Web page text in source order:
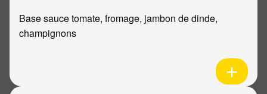
Base sauce tomate, fromage, jambon de dinde,
champignons